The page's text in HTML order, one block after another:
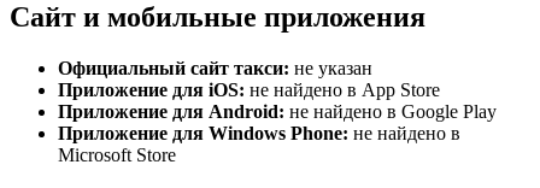
Сайт и мобильные приложения
Официальный сайт такси: не указан
Приложение для iOS: не найдено в App Store
Приложение для Android: не найдено в Google Play
Приложение для Windows Phone: не найдено в
Microsoft Store